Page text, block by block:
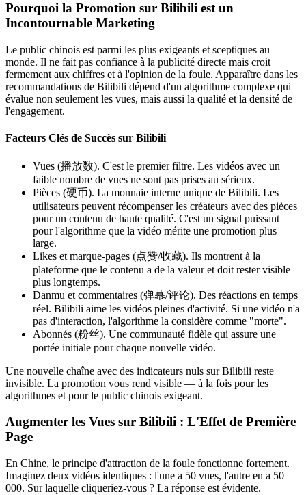
Pourquoi la Promotion sur Bilibili est un
Incontournable Marketing
Le public chinois est parmi les plus exigeants et sceptiques au
monde. Il ne fait pas confiance à la publicité directe mais croit
fermement aux chiffres et à l'opinion de la foule. Apparaître dans les
recommandations de Bilibili dépend d'un algorithme complexe qui
évalue non seulement les vues, mais aussi la qualité et la densité de
l'engagement.
Facteurs Clés de Succès sur Bilibili
Vues (播放数). C'est le premier filtre. Les vidéos avec un
faible nombre de vues ne sont pas prises au sérieux.
Pièces (硬币). La monnaie interne unique de Bilibili. Les
utilisateurs peuvent récompenser les créateurs avec des pièces
pour un contenu de haute qualité. C'est un signal puissant
pour l'algorithme que la vidéo mérite une promotion plus
large.
Likes et marque-pages (点赞/收藏). Ils montrent à la
plateforme que le contenu a de la valeur et doit rester visible
plus longtemps.
Danmu et commentaires (弹幕/评论). Des réactions en temps
réel. Bilibili aime les vidéos pleines d'activité. Si une vidéo n'a
pas d'interaction, l'algorithme la considère comme "morte".
Abonnés (粉丝). Une communauté fidèle qui assure une
portée initiale pour chaque nouvelle vidéo.
Une nouvelle chaîne avec des indicateurs nuls sur Bilibili reste
invisible. La promotion vous rend visible — à la fois pour les
algorithmes et pour le public chinois exigeant.
Augmenter les Vues sur Bilibili : L'Effet de Première
Page
En Chine, le principe d'attraction de la foule fonctionne fortement.
Imaginez deux vidéos identiques : l'une a 50 vues, l'autre en a 50
000. Sur laquelle cliqueriez-vous ? La réponse est évidente.